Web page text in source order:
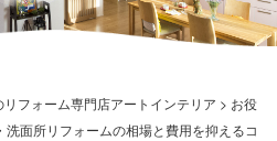
フォーム専門店アートインテリア > お役
洗面所リフォームの相場と費用を抑えるコ